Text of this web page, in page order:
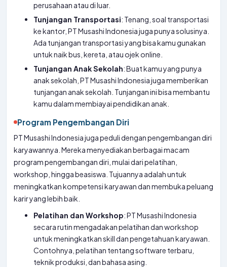
perusahaan atau di luar.
Tunjangan Transportasi: Tenang, soal transportasi
ke kantor, PT Musashi Indonesia juga punya solusinya.
Ada tunjangan transportasi yang bisa kamu gunakan
untuk naik bus, kereta, atau ojek online.
Tunjangan Anak Sekolah: Buat kamu yang punya
anak sekolah, PT Musashi Indonesia juga memberikan
tunjangan anak sekolah. Tunjangan ini bisa membantu
kamu dalam membiayai pendidikan anak.
Program Pengembangan Diri
PT Musashi Indonesia juga peduli dengan pengembangan diri
karyawannya. Mereka menyediakan berbagai macam
program pengembangan diri, mulai dari pelatihan,
workshop, hingga beasiswa. Tujuannya adalah untuk
meningkatkan kompetensi karyawan dan membuka peluang
karir yang lebih baik.
Pelatihan dan Workshop: PT Musashi Indonesia
secara rutin mengadakan pelatihan dan workshop
untuk meningkatkan skill dan pengetahuan karyawan.
Contohnya, pelatihan tentang software terbaru,
teknik produksi, dan bahasa asing.